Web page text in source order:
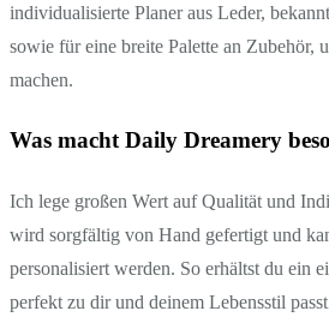
individualisierte Planer aus Leder,
sowie für eine breite Palette an Zubehör,
machen.
Was macht Daily Dreamery
Ich lege großen Wert auf Qualität und
wird sorgfältig von Hand gefertigt und
personalisiert werden. So erhältst du ein
perfekt zu dir und deinem Lebensstil